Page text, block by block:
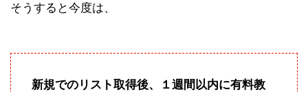
そうすると今度は、
新規でのリスト取得後、１週間以内に有料教